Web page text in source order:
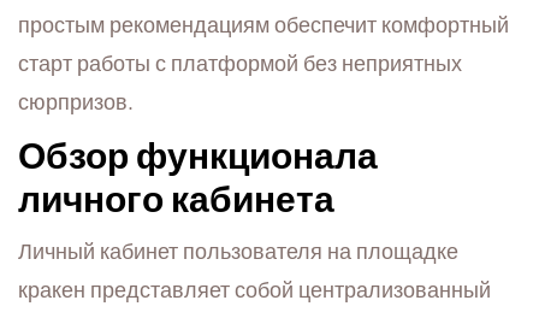
простым рекомендациям обеспечит комфортный
старт работы с платформой без неприятных
сюрпризов.
Обзор функционала
личного кабинета
Личный кабинет пользователя на площадке
кракен представляет собой централизованный